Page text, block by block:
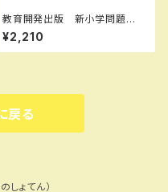
教育開発出版 新小学問題
集 中学入試編 算数 Ⅰ，
Ⅱ，Ⅲ 2026年度版 各学年
（選択ください） 問題集本体と
¥2,210
戻る
しょてん）